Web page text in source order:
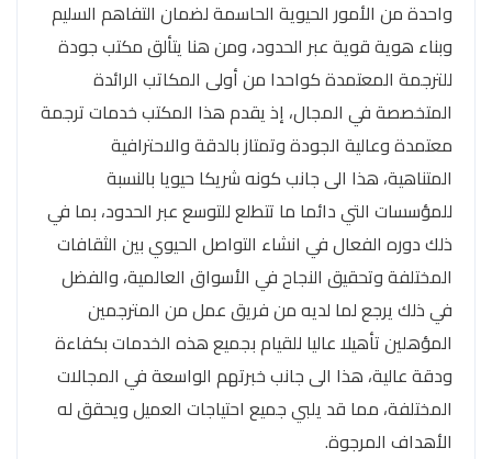
واحدة من الأمور الحيوية الحاسمة لضمان التفاهم السليم
وبناء هوية قوية عبر الحدود، ومن هنا يتألق مكتب جودة
للترجمة المعتمدة كواحدا من أولى المكاتب الرائدة
المتخصصة في المجال، إذ يقدم هذا المكتب خدمات ترجمة
معتمدة وعالية الجودة وتمتاز بالدقة والاحترافية
المتناهية، هذا الى جانب كونه شريكا حيويا بالنسبة
للمؤسسات التي دائما ما تتطلع للتوسع عبر الحدود، بما في
ذلك دوره الفعال في انشاء التواصل الحيوي بين الثقافات
المختلفة وتحقيق النجاح في الأسواق العالمية، والفضل
في ذلك يرجع لما لديه من فريق عمل من المترجمين
المؤهلين تأهيلا عاليا للقيام بجميع هذه الخدمات بكفاءة
ودقة عالية، هذا الى جانب خبرتهم الواسعة في المجالات
المختلفة، مما قد يلبي جميع احتياجات العميل ويحقق له
الأهداف المرجوة.